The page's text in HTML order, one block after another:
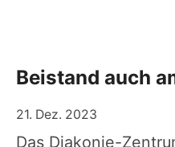
Beistand auch
21. Dez. 2023
Das Diakonie-